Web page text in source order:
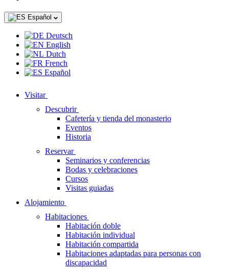
Español
Deutsch
English
Dutch
French
Español
Visitar
Descubrir
Cafetería y tienda del monasterio
Eventos
Historia
Reservar
Seminarios y conferencias
Bodas y celebraciones
Cursos
Visitas guiadas
Alojamiento
Habitaciones
Habitación doble
Habitación individual
Habitación compartida
Habitaciones adaptadas para personas con
discapacidad